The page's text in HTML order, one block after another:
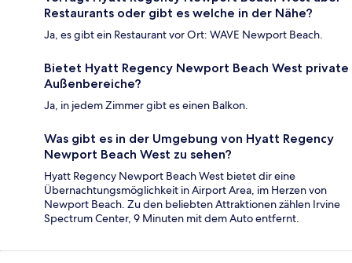
Restaurants oder gibt es welche in der Nähe?
Ja, es gibt ein Restaurant vor Ort: WAVE Newport Beach.
Bietet Hyatt Regency Newport Beach West private
Außenbereiche?
Ja, in jedem Zimmer gibt es einen Balkon.
Was gibt es in der Umgebung von Hyatt Regency
Newport Beach West zu sehen?
Hyatt Regency Newport Beach West bietet dir eine
Übernachtungsmöglichkeit in Airport Area, im Herzen von
Newport Beach. Zu den beliebten Attraktionen zählen Irvine
Spectrum Center, 9 Minuten mit dem Auto entfernt.